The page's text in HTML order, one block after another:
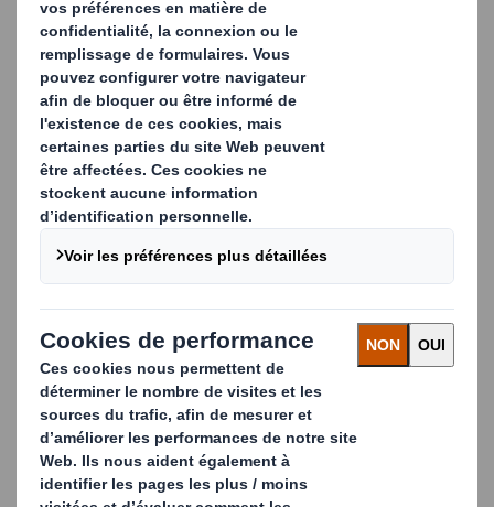
Protection du produit
Résistance aux chocs et à l’abrasion
Systèmes d’inviolabilité et antivols intégrables
Vernis techniques (anti-rayures, anti-chocs)
Finitions premium
Dorure à chaud ou à froid, gaufrage, marquage à froid
Papiers teintés masse, kraft brun, recyclés ou issus
de fibres vierges
Optimisation logistique & montage
Cannelures visibles ou dissimulées selon le rendu
souhaité
Impression offset ou flexo avec effets métallisés